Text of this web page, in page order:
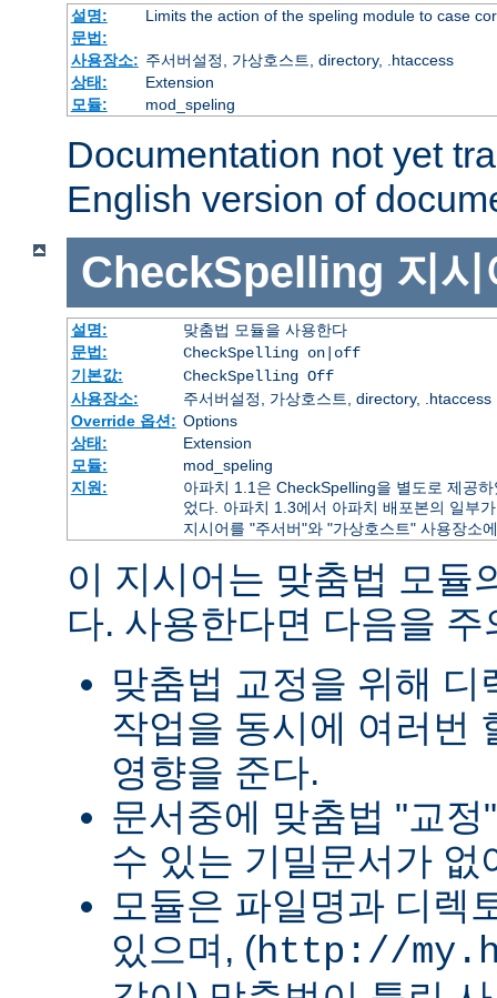
설명:
Limits the action of the speling module to case
문법:
사용장소: 주서버설정, 가상호스트, directory, .htaccess
상태:
Extension
모듈:
mod_speling
Documentation not yet
English version of
CheckSpelling 지시
설명:
맞춤법 모듈을 사용한다
문법:
CheckSpelling on|off
기본값:
CheckSpelling Off
사용장소:
주서버설정, 가상호스트, directory, .htaccess
Override 옵션: Options
상태:
Extension
모듈:
mod_speling
지원:
아파치 1.1은 CheckSpelling을 별도로 제공
었다. 아파치 1.3에서 아파치 배포본의 일부
지시어를 "주서버"와 "가상호스트" 사용장소
이 지시어는 맞춤법 모듈
다. 사용한다면 다음을 주
맞춤법 교정을 위해
작업을 동시에 여러번
영향을 준다.
문서중에 맞춤법 "교
수 있는 기밀문서가 없
모듈은 파일명과 디렉
있으며, (http://